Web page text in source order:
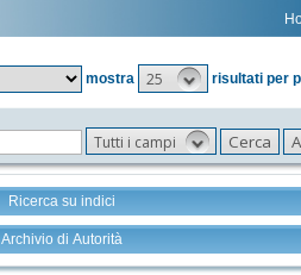
mostra
25 risultati per
Tutti i campi
Ricerca su indici
Archivio di Autorità